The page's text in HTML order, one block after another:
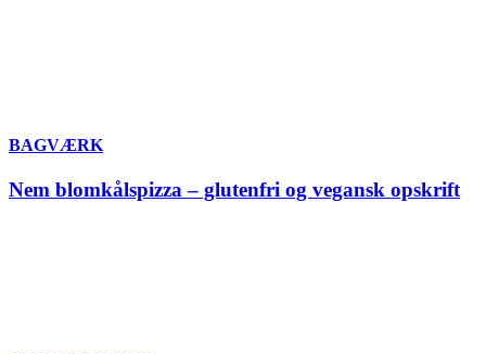
BAGVÆRK
Nem blomkålspizza – glutenfri og vegansk opskrift